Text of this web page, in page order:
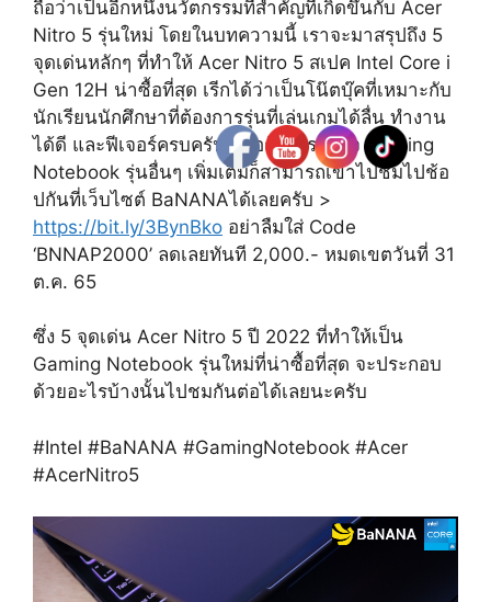
ถือว่าเป็นอีกหนึ่งนวัตกรรมที่สำคัญที่เกิดขึ้นกับ Acer
Nitro 5 รุ่นใหม่ โดยในบทความนี้ เราจะมาสรุปถึง 5
จุดเด่นหลักๆ ที่ทำให้ Acer Nitro 5 สเปค Intel Core i
Gen 12H น่าซื้อที่สุด เรีกได้ว่าเป็นโน๊ตบุ๊คที่เหมาะกับ
นักเรียนนักศึกษาที่ต้องการรุ่นที่เล่นเกมได้ลื่น ทำงาน
ได้ดี และฟีเจอร์ครบครัน หรือถ้าใครสนใจ Gaming
Notebook รุ่นอื่นๆ เพิ่มเติมก็สามารถเข้าไปชมไปช้อ
ปกันที่เว็บไซต์ BaNANAได้เลยครับ >
https://bit.ly/3BynBko อย่าลืมใส่ Code
‘BNNAP2000’ ลดเลยทันที 2,000.- หมดเขตวันที่ 31
ต.ค. 65
ซึ่ง 5 จุดเด่น Acer Nitro 5 ปี 2022 ที่ทำให้เป็น
Gaming Notebook รุ่นใหม่ที่น่าซื้อที่สุด จะประกอบ
ด้วยอะไรบ้างนั้นไปชมกันต่อได้เลยนะครับ
#Intel #BaNANA #GamingNotebook #Acer
#AcerNitro5